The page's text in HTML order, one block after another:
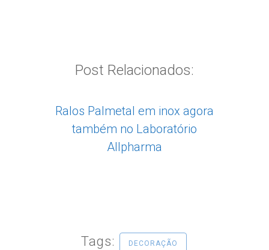
Post Relacionados:
Ralos Palmetal em inox agora
também no Laboratório
Allpharma
Tags: DECORAÇÃO